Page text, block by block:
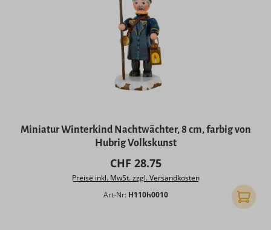
Miniatur Winterkind Nachtwächter, 8 cm, farbig von
Hubrig Volkskunst
Regulärer Preis:
CHF 28.75
Preise inkl. MwSt. zzgl. Versandkosten
Art-Nr: H110h0010 In den